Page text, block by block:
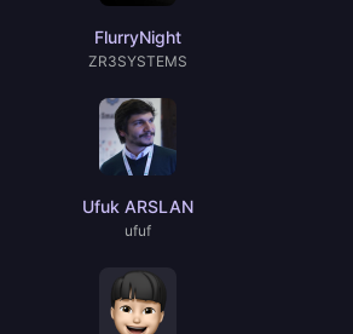
FlurryNight
ZR3SYSTEMS
Ufuk ARSLAN
ufuf